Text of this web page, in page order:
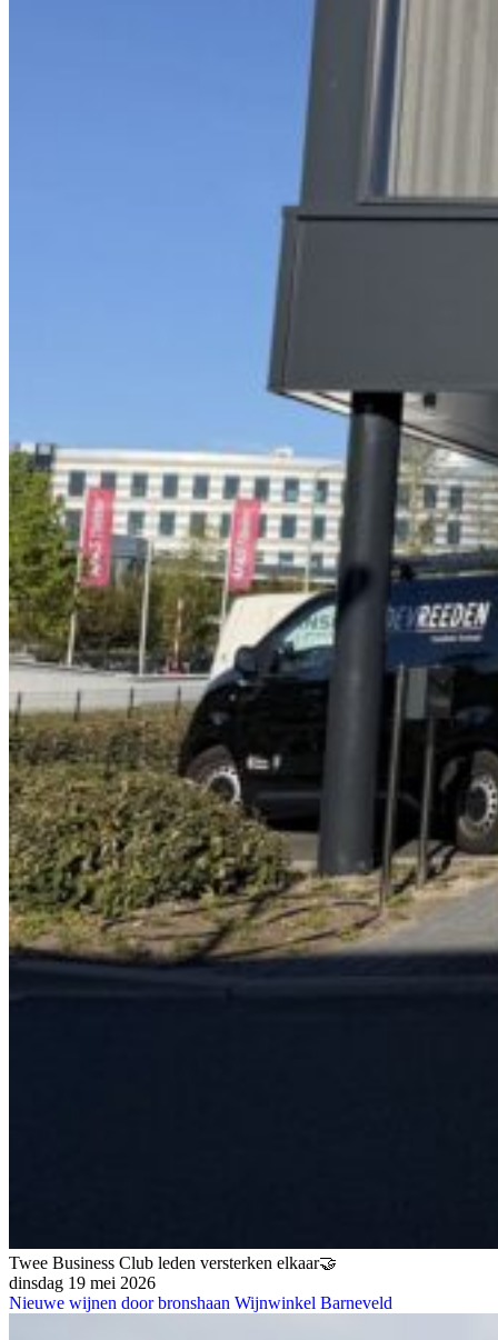
Twee Business Club leden versterken elkaar🤝
dinsdag 19 mei 2026
Nieuwe wijnen door bronshaan Wijnwinkel Barneveld